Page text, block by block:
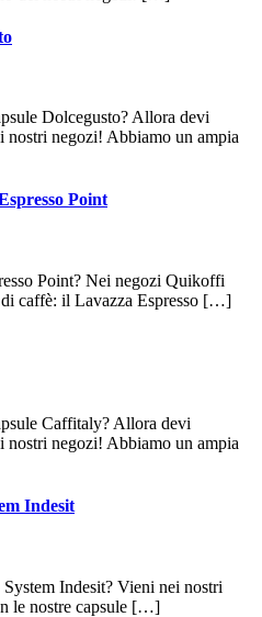
Dolcegusto? Allora devi
nostri negozi! Abbiamo un ampia
Point
Point? Nei negozi Quikoffi
caffè: il Lavazza Espresso […]
Caffitaly? Allora devi
nostri negozi! Abbiamo un ampia
Indesit
Indesit? Vieni nei nostri
le nostre capsule […]